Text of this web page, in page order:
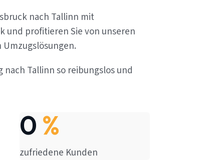
nach Tallinn mit
und profitieren Sie von unseren
nach Tallinn so reibungslos und
0 %
zufriedene Kunden